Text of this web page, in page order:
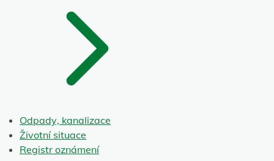
Odpady, kanalizace
Životní situace
Registr oznámení